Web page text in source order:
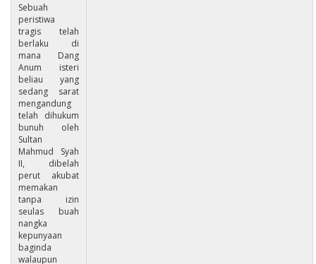
Sebuah
peristiwa
tragis telah
berlaku di
mana Dang
Anum isteri
beliau yang
sedang sarat
mengandung
telah dihukum
bunuh oleh
Sultan
Mahmud Syah
II, dibelah
perut akubat
memakan
tanpa izin
seulas buah
nangka
kepunyaan
baginda
walaupun